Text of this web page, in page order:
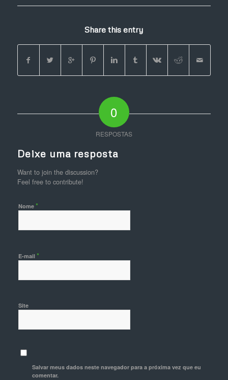
Share this entry
0
RESPOSTAS
Deixe uma resposta
Want to join the discussion?
Feel free to contribute!
Nome *
E-mail *
Site
Salvar meus dados neste navegador para a próxima vez que eu
comentar.